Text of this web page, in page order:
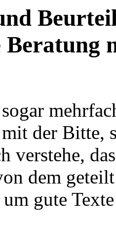
Beratung
der Bitte,
verstehe,
dem
gute